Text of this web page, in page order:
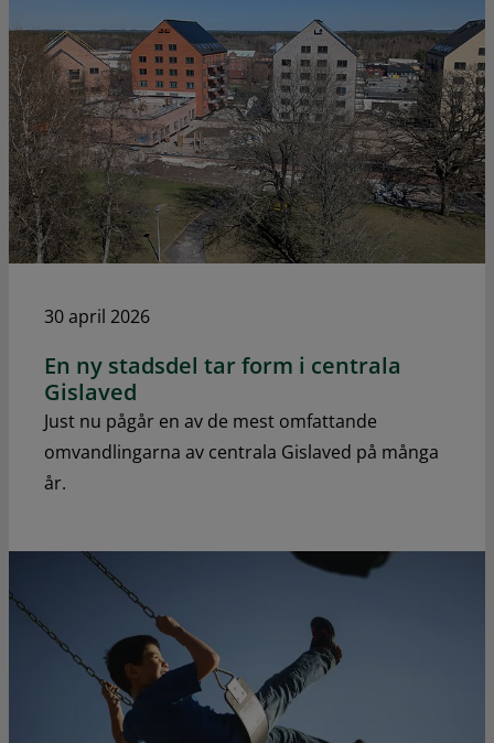
30 april 2026
En ny stadsdel tar form i centrala
Gislaved
Just nu pågår en av de mest omfattande
omvandlingarna av centrala Gislaved på många
år.